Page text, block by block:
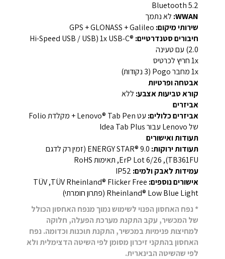
WWAN: לא נתמך
שירותי מיקום:
חיבורים סטנדרטיים:
‎1x USB‑C®‎ ‏(Hi-Speed USB / USB
2.0)‎ עם טעינה
‎1x חריץ לכרטיס‎
‎1x מחבר Pogo (3 נקודות)‎
אבטחה ופרטיות
קורא טביעות אצבע: ללא
אביזרים
אביזרים כלולים:
עט Lenovo® Tab Pen + מקלדת Folio
של Lenovo עבור Idea Tab Plus‎
תעודות ואישורים
תעודות ירוקות:
ENERGY STAR® 9.0‏ (זמין רק לדגם
TB361FU), ‏ErP Lot 6/26‏, תאימות RoHS‎
עמידות לאבק ולמים:
אישורים נוספים:
‏TÜV Rheinland® Flicker Free‏, ‏TÜV
Rheinland® Low Blue Light ‏(פתרון חומרתי)‎
* נפח האחסון הפנוי לשימוש נמוך מנפח האחסון הכולל
של המכשיר, עקב התקנת מערכת הפעלה, חלוקה
למחיצות פנימיות במכשיר, התקנת תוכנות וכדומה. נפח
האחסון בהתקני זיכרון מסומן לפי השיטה הדצימלית ולא
לפי שהשיטה הבינארית.